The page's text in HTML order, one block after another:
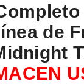
de